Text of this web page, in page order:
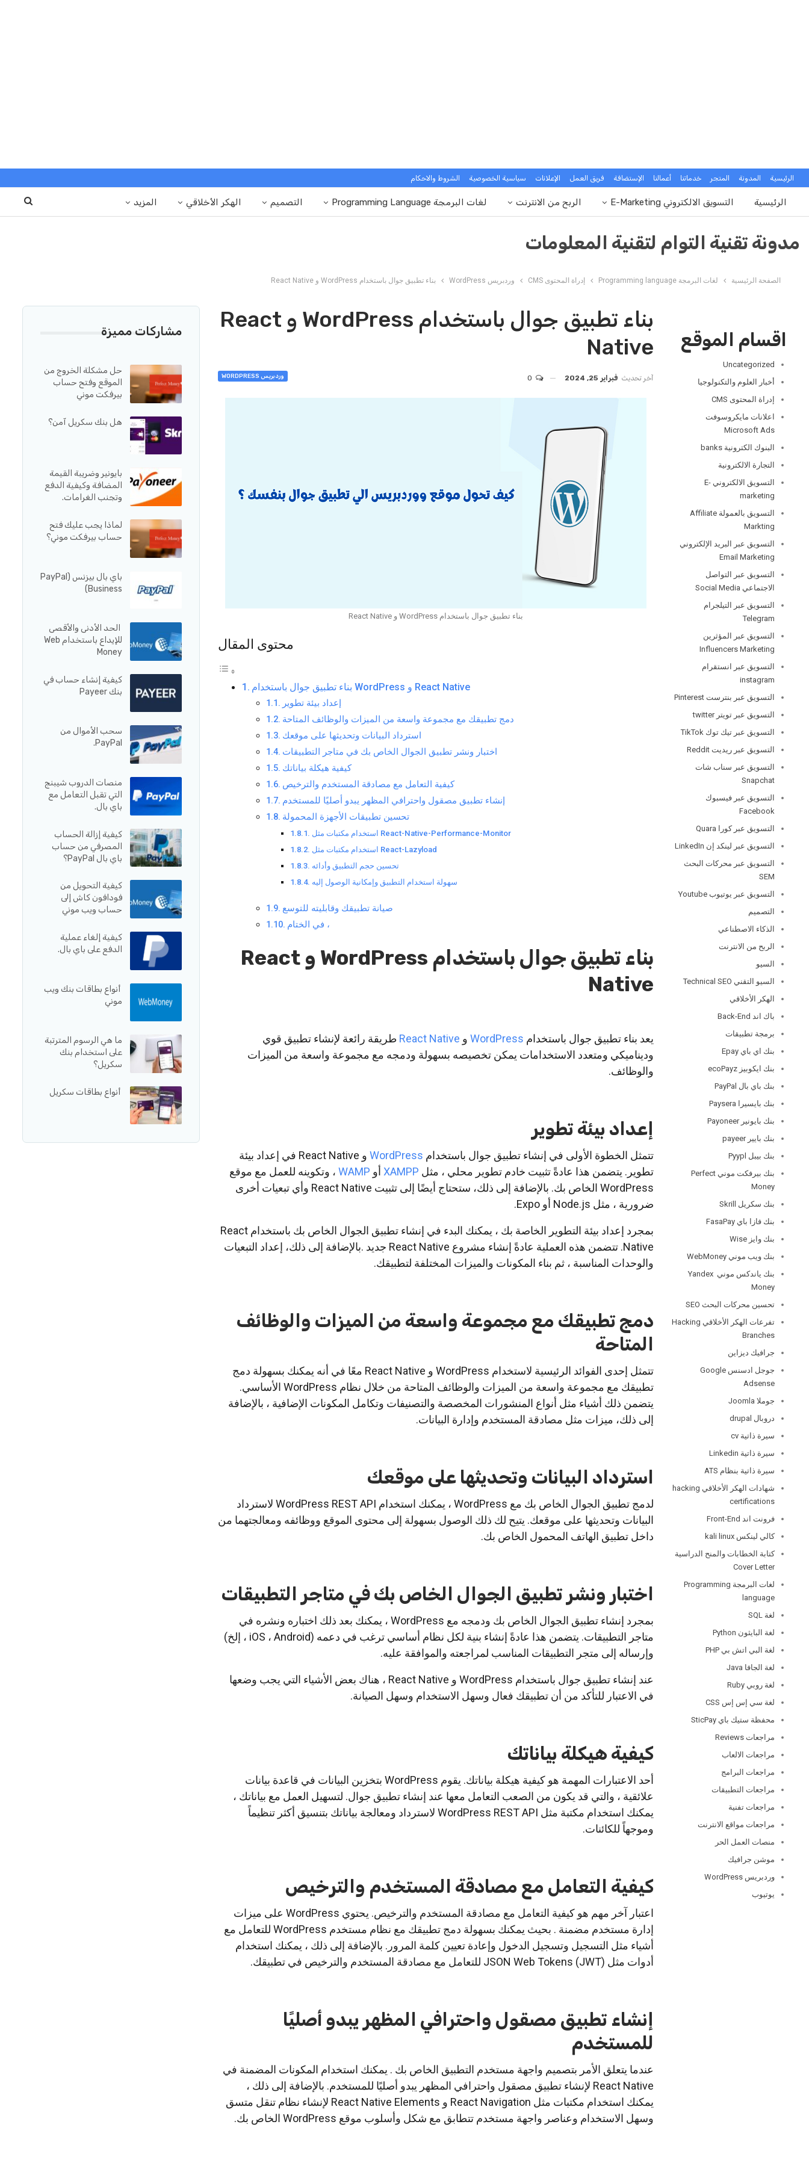
الرئيسية المدونة المتجر خدماتنا أعمالنا الإستضافة فريق العمل الإعلانات سياسية الخصوصية الشروط والاحكام
الرئيسية التسويق الالكتروني E-Marketing الربح من الانترنت لغات البرمجة Programming Language التصميم الهكر الأخلاقي المزيد
مدونة تقنية التوام لتقنية المعلومات
الصفحة الرئيسية لغات البرمجة Programming language إدراة المحتوى CMS وردبريس WordPress بناء تطبيق جوال باستخدام WordPress و React Native
بناء تطبيق جوال باستخدام WordPress و React
Native
وردبريس WORDPRESS آخر تحديث فبراير 25, 2024
بناء تطبيق جوال باستخدام WordPress و React Native
محتوى المقال
بناء تطبيق جوال باستخدام WordPress و React Native
إعداد بيئة تطوير
دمج تطبيقك مع مجموعة واسعة من الميزات والوظائف المتاحة
استرداد البيانات وتحديثها على موقعك
اختبار ونشر تطبيق الجوال الخاص بك في متاجر التطبيقات
كيفية هيكلة بياناتك
كيفية التعامل مع مصادقة المستخدم والترخيص
إنشاء تطبيق مصقول واحترافي المظهر يبدو أصليًا للمستخدم
تحسين تطبيقات الأجهزة المحمولة
استخدام مكتبات مثل React-Native-Performance-Monitor
استخدام مكتبات مثل React-Lazyload
تحسين حجم التطبيق وأدائه
سهولة استخدام التطبيق وإمكانية الوصول إليه
صيانة تطبيقك وقابليته للتوسع
في الختام ،
بناء تطبيق جوال باستخدام WordPress و React
Native
يعد بناء تطبيق جوال باستخدام WordPress و React Native طريقة رائعة لإنشاء تطبيق قوي
وديناميكي ومتعدد الاستخدامات يمكن تخصيصه بسهولة ودمجه مع مجموعة واسعة من الميزات
والوظائف.
إعداد بيئة تطوير
تتمثل الخطوة الأولى في إنشاء تطبيق جوال باستخدام WordPress
و React Native في إعداد بيئة
تطوير. يتضمن هذا عادةً تثبيت خادم تطوير محلي ، مثل XAMPP أو WAMP ، وتكوينه للعمل مع موقع
WordPress الخاص بك. بالإضافة إلى ذلك، ستحتاج أيضًا إلى تثبيت React Native وأي تبعيات أخرى
ضرورية ، مثل Node.js أو Expo.
بمجرد إعداد بيئة التطوير الخاصة بك ، يمكنك البدء في إنشاء تطبيق الجوال الخاص بك باستخدام React
Native. تتضمن هذه العملية عادةً إنشاء مشروع React Native جديد .بالإضافة إلى ذلك، إعداد التبعيات
والوحدات المناسبة ، ثم بناء المكونات والميزات المختلفة لتطبيقك.
دمج تطبيقك مع مجموعة واسعة من الميزات والوظائف
المتاحة
تتمثل إحدى الفوائد الرئيسية لاستخدام WordPress و React Native معًا في أنه يمكنك بسهولة دمج
تطبيقك مع مجموعة واسعة من الميزات والوظائف المتاحة من خلال نظام WordPress الأساسي.
يتضمن ذلك أشياء مثل أنواع المنشورات المخصصة والتصنيفات وتكامل المكونات الإضافية ، بالإضافة
إلى ذلك، ميزات مثل مصادقة المستخدم وإدارة البيانات.
استرداد البيانات وتحديثها على موقعك
لدمج تطبيق الجوال الخاص بك مع WordPress ، يمكنك استخدام WordPress REST API لاسترداد
البيانات وتحديثها على موقعك. يتيح لك ذلك الوصول بسهولة إلى محتوى الموقع ووظائفه ومعالجتهما من
داخل تطبيق الهاتف المحمول الخاص بك.
اختبار ونشر تطبيق الجوال الخاص بك في متاجر التطبيقات
بمجرد إنشاء تطبيق الجوال الخاص بك ودمجه مع WordPress ، يمكنك بعد ذلك اختباره ونشره في
متاجر التطبيقات. يتضمن هذا عادةً إنشاء بنية لكل نظام أساسي ترغب في دعمه (iOS ، Android ، إلخ)
وإرساله إلى متجر التطبيقات المناسب لمراجعته والموافقة عليه.
عند إنشاء تطبيق جوال باستخدام WordPress و React Native ، هناك بعض الأشياء التي يجب وضعها
في الاعتبار للتأكد من أن تطبيقك فعال وسهل الاستخدام وسهل الصيانة.
كيفية هيكلة بياناتك
أحد الاعتبارات المهمة هو كيفية هيكلة بياناتك. يقوم WordPress بتخزين البيانات في قاعدة بيانات
علائقية ، والتي قد يكون من الصعب التعامل معها عند إنشاء تطبيق جوال. لتسهيل العمل مع بياناتك ،
يمكنك استخدام مكتبة مثل WordPress REST API لاسترداد ومعالجة بياناتك بتنسيق أكثر تنظيماً
وموجهاً للكائنات.
كيفية التعامل مع مصادقة المستخدم والترخيص
اعتبار آخر مهم هو كيفية التعامل مع مصادقة المستخدم والترخيص. يحتوي WordPress على ميزات
إدارة مستخدم مضمنة . بحيث يمكنك بسهولة دمج تطبيقك مع نظام مستخدم WordPress للتعامل مع
أشياء مثل التسجيل وتسجيل الدخول وإعادة تعيين كلمة المرور. بالإضافة إلى ذلك ، يمكنك استخدام
أدوات مثل JSON Web Tokens (JWT) للتعامل مع مصادقة المستخدم والترخيص في تطبيقك.
إنشاء تطبيق مصقول واحترافي المظهر يبدو أصليًا
للمستخدم
عندما يتعلق الأمر بتصميم واجهة مستخدم التطبيق الخاص بك . يمكنك استخدام المكونات المضمنة في
React Native لإنشاء تطبيق مصقول واحترافي المظهر يبدو أصليًا للمستخدم. بالإضافة إلى ذلك ،
يمكنك استخدام مكتبات مثل React Navigation و React Native Elements لإنشاء نظام تنقل متسق
وسهل الاستخدام وعناصر واجهة مستخدم تتطابق مع شكل وأسلوب موقع WordPress الخاص بك.
مشاركات مميزة
حل مشكلة الخروج من
الموقع وفتح حساب
بيرفكت موني
هل بنك سكريل آمن؟
بايونير وضريبة القيمة
المضافة وكيفية الدفع
وتجنب الغرامات.
لماذا يجب عليك فتح
حساب بيرفكت موني؟
باي بال بيزنس (PayPal
Business)
الحد الأدنى والأقصى
للإيداع باستخدام Web
Money
كيفية إنشاء حساب في
بنك Payeer
سحب الأموال من
PayPal.
منصات الدروب شيبنج
التي تقبل التعامل مع
باي بال.
كيفية إزالة الحساب
المصرفي من حساب
باي بال PayPal؟
كيفية التحويل من
فودافون كاش إلى
حساب ويب موني
كيفية إلغاء عملية
الدفع على باي بال.
أنواع بطاقات بنك ويب
موني
ما هي الرسوم المترتبة
على استخدام بنك
سكريل؟
أنواع بطاقات سكريل
اقسام الموقع
Uncategorized
أخبار العلوم والتكنولوجيا
إدراة المحتوى CMS
اعلانات مايكروسوفت
Microsoft Ads
البنوك الكترونية banks
التجارة الالكترونية
التسويق الالكتروني E-
marketing
التسويق بالعمولة Affiliate
Markting
التسويق عبر البريد الإلكتروني
Email Marketing
التسويق عبر التواصل
الاجتماعي Social Media
التسويق عبر التيلجرام
Telegram
التسويق عبر المؤثرين
Influencers Marketing
التسويق عبر انستقرام
instagram
التسويق عبر بنترست Pinterest
التسويق عبر تويتر twitter
التسويق عبر تيك توك TikTok
التسويق عبر ريديت Reddit
التسويق عبر سناب شات
Snapchat
التسويق عبر فيسبوك
Facebook
التسويق عبر كورا Quara
التسويق عبر لينكد إن LinkedIn
التسويق عبر محركات البحث
SEM
التسويق عبر يوتيوب Youtube
التصميم
الذكاء الاصطناعي
الربح من الانترنت
السيو
السيو التقني Technical SEO
الهكر الأخلاقي
باك اند Back-End
برمجة تطبيقات
بنك اي باي Epay
بنك ايكوبيز ecoPayz
بنك باي بال PayPal
بنك بايسيرا Paysera
بنك بايونير Payoneer
بنك بايير payeer
بنك بيبل Pyypl
بنك بيرفكت موني Perfect
Money
بنك سكريل Skrill
بنك فازا باي FasaPay
بنك وايز Wise
بنك ويب موني WebMoney
بنك ياندكس موني Yandex
Money
تحسين محركات البحث SEO
تفرعات الهكر الأخلاقي Hacking
Branches
جرافيك ديزاين
جوجل ادسنس Google
Adsense
جوملا Joomla
دروبال drupal
سيرة ذاتية cv
سيرة ذاتية Linkedin
سيرة ذاتية بنظام ATS
شهادات الهكر الأخلاقي hacking
certifications
فرونت اند Front-End
كالي لينكس kali linux
كتابة الخطابات والمنح الدراسية
Cover Letter
لغات البرمجة Programming
language
لغة SQL
لغة البايثون Python
لغة البي اتش بي PHP
لغة الجافا Java
لغة روبي Ruby
لغة سي إس إس CSS
محفظة ستيك باي SticPay
مراجعات Reviews
مراجعات الالعاب
مراجعات البرامج
مراجعات التطبيقات
مراجعات تفنية
مراجعات مواقع الانترنت
منصات العمل الحر
موشن جرافيك
وردبريس WordPress
يوتيوب